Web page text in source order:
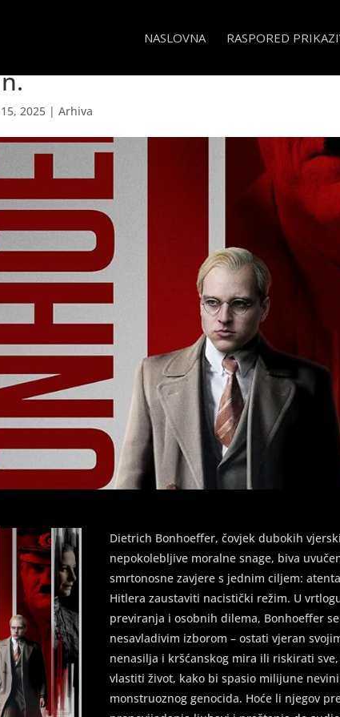
NASLOVNA RASPORED
Špijun. Ubojica.-
2025 |Arhiva
Dietrich Bonhoeffer, čovjek dubokih
nepokolebljive moralne snage, biva
smrtonosne zavjere s jednim ciljem:
Hitlera zaustaviti nacistički režim. U
previranja i osobnih dilema, Bonhoeffer
nesavladivim izborom – ostati vjeran
nenasilja i kršćanskog mira ili riskirati
vlastiti život, kako bi spasio milijune
monstruoznog genocida. Hoće li njegov